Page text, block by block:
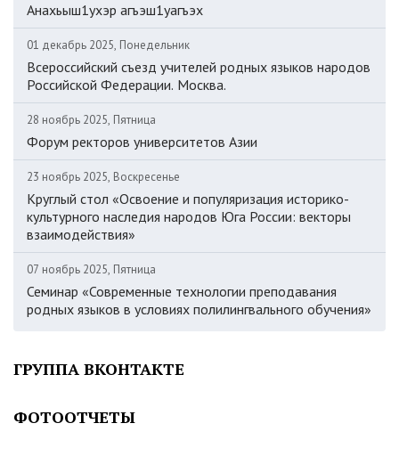
Анахьыш1ухэр агъэш1уагъэх
01 декабрь 2025, Понедельник
Всероссийский съезд учителей родных языков народов
Российской Федерации. Москва.
28 ноябрь 2025, Пятница
Форум ректоров университетов Азии
23 ноябрь 2025, Воскресенье
Круглый стол «Освоение и популяризация историко-
культурного наследия народов Юга России: векторы
взаимодействия»
07 ноябрь 2025, Пятница
Семинар «Современные технологии преподавания
родных языков в условиях полилингвального обучения»
ГРУППА ВКОНТАКТЕ
ФОТООТЧЕТЫ